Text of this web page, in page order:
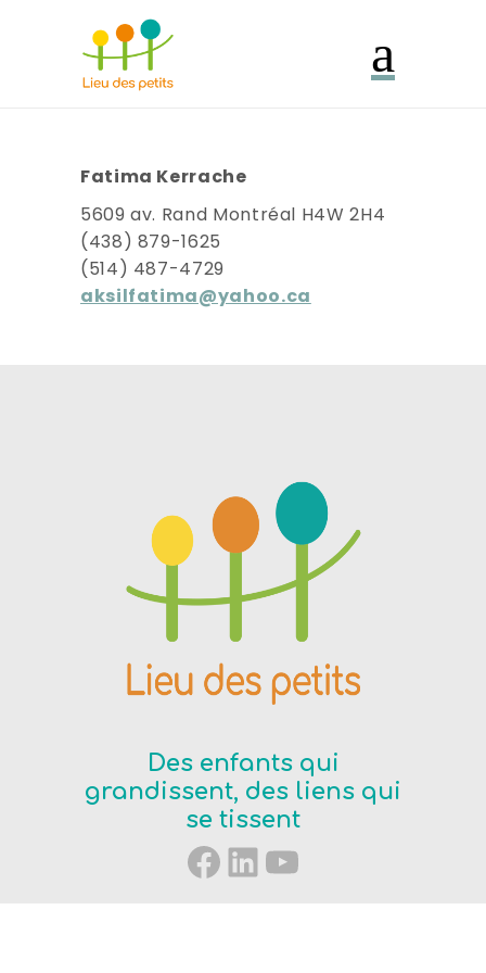
Fatima Kerrache
5609 av. Rand Montréal H4W 2H4
(438) 879-1625
(514) 487-4729
aksilfatima@yahoo.ca
Des enfants qui
grandissent, des liens qui
se tissent
Facebook
LinkedIn
YouTube